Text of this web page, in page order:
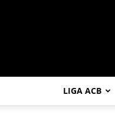
LIGA ACB